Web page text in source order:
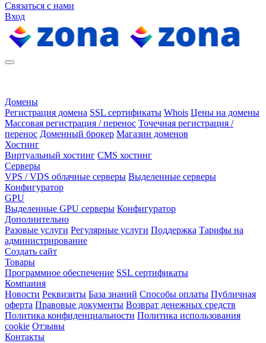
Связаться с нами
Вход
Домены
Регистрация домена SSL сертификаты Whois Цены на домены
Массовая регистрация / перенос Точечная регистрация /
перенос Доменный брокер Магазин доменов
Хостинг
Виртуальный хостинг CMS хостинг
Серверы
VPS / VDS облачные серверы Выделенные серверы
Конфигуратор
GPU
Выделенные GPU серверы Конфигуратор
Дополнительно
Разовые услуги Регулярные услуги Поддержка Тарифы на
администрирование
Создать сайт
Товары
Программное обеспечение SSL сертификаты
Компания
Новости Реквизиты База знаний Способы оплаты Публичная
оферта Правовые документы Возврат денежных средств
Политика конфиденциальности Политика использования
cookie Отзывы
Контакты